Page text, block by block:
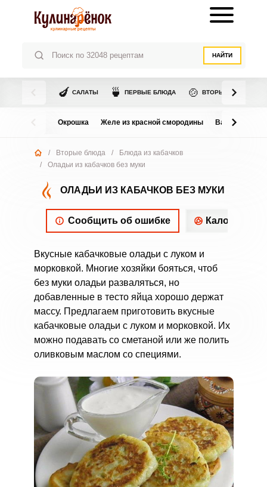
НАЙТИ
🍆 САЛАТЫ 🍵 ПЕРВЫЕ БЛЮДА 🍲 ВТОРЫЕ БЛЮДА
Окрошка Желе из красной смородины Варенье из
/ Вторые блюда /
Блюда из кабачков
/
Оладьи из кабачков без муки
ОЛАДЬИ ИЗ КАБАЧКОВ БЕЗ МУКИ
Сообщить об ошибке
Вкусные кабачковые оладьи с луком и
морковкой. Многие хозяйки бояться, чтоб
без муки оладьи разваляться, но
добавленные в тесто яйца хорошо держат
массу. Предлагаем приготовить вкусные
кабачковые оладьи с луком и морковкой. Их
можно подавать со сметаной или же полить
оливковым маслом со специями.